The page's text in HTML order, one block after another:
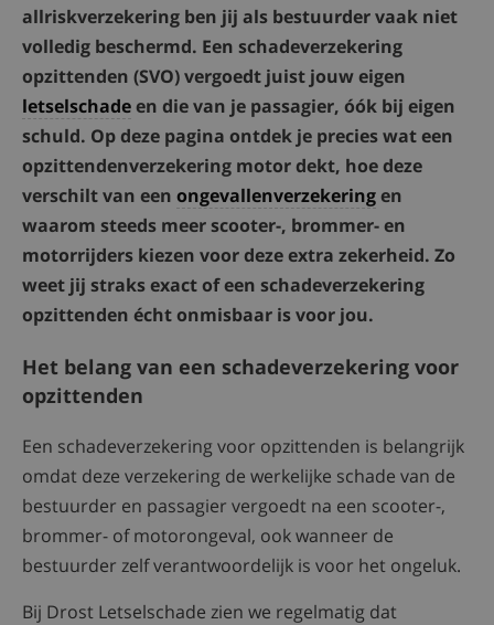
allriskverzekering ben jij als bestuurder vaak niet
volledig beschermd. Een schadeverzekering
opzittenden (SVO) vergoedt juist jouw eigen
letselschadeen die van je passagier, óók bij eigen
schuld. Op deze pagina ontdek je precies wat een
opzittendenverzekering motor dekt, hoe deze
verschilt van een ongevallenverzekeringen
waarom steeds meer scooter-, brommer- en
motorrijders kiezen voor deze extra zekerheid. Zo
weet jij straks exact of een schadeverzekering
opzittenden écht onmisbaar is voor jou.
Het belang van een schadeverzekering voor
opzittenden
Een schadeverzekering voor opzittenden is belangrijk
omdat deze verzekering de werkelijke schade van de
bestuurder en passagier vergoedt na een scooter-,
brommer- of motorongeval, ook wanneer de
bestuurder zelf verantwoordelijk is voor het ongeluk.
Bij Drost Letselschade zien we regelmatig dat